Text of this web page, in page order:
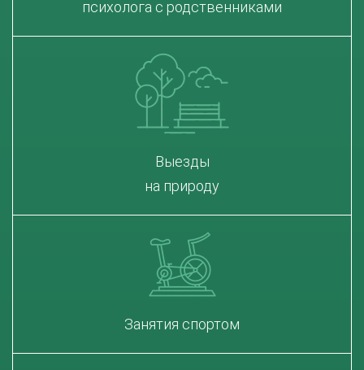
психолога с родственниками
Выезды
на природу
Занятия спортом